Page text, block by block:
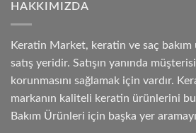
HAKKIMIZDA
Keratin Market, keratin ve saç bakım
satış yeridir. Satışın yanında
korunmasını sağlamak için vardır.
markanın kaliteli keratin ürünlerini
Bakım Ürünleri için başka yer